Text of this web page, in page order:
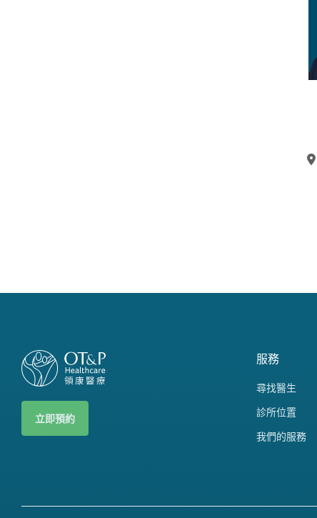
立即預約
服務
尋找醫生
診所位置
我們的服務